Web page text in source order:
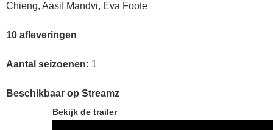
Chieng, Aasif Mandvi, Eva Foote
10 afleveringen
Aantal seizoenen: 1
Beschikbaar op Streamz
Bekijk de trailer